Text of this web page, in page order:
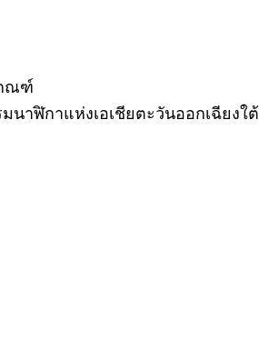
กณฑ์
นาฬิกาแห่งเอเชียตะวันออกเฉียงใต้